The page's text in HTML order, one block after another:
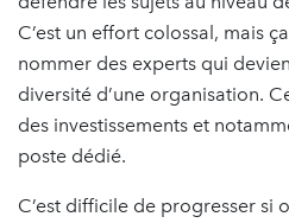
C’est un effort colossal, mais
nommer des experts qui
diversité d’une organisation.
des investissements et
poste dédié.
C’est difficile de progresser si